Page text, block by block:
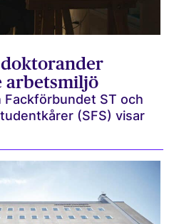
arbetsmiljö
Fackförbundet ST och
(SFS) visar